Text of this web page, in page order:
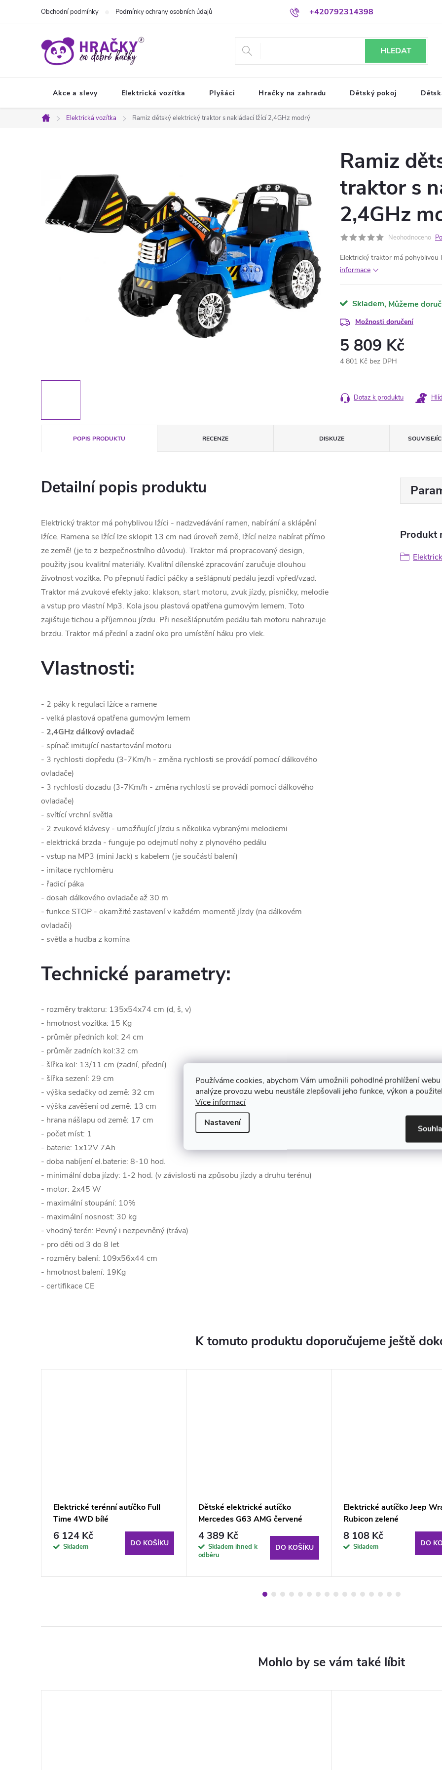
Používáme cookies, abychom Vám umožnili pohodlné prohlížení
analýze provozu webu neustále zlepšovali jeho funkce, výkon a
Více informací
Nastavení
+420792314398
Obchodní podmínky Podmínky ochrany osobních údajů
HLEDAT
Akce a slevy Elektrická vozítka Plyšáci Hračky na zahradu Dětský pokoj
Domů
Elektrická vozítka Ramiz dětský elektrický traktor s nakládací lžící 2,4GHz modrý
Ramiz
traktor s
2,4GHz
Neohodnoceno
Elektrický traktor má pohyblivou
informace
Skladem
Možnosti doručení
5 809 Kč
4 801 Kč bez DPH
cena:
Dotaz k produktu
POPIS PRODUKTU RECENZE DISKUZE
Detailní popis produktu
Elektrický traktor má pohyblivou lžíci - nadzvedávání ramen, nabírání a sklápění
lžíce. Ramena se lžící lze sklopit 13 cm nad úroveň země, lžící nelze nabírat přímo
ze země! (je to z bezpečnostního důvodu). Traktor má propracovaný design,
použity jsou kvalitní materiály. Kvalitní dílenské zpracování zaručuje dlouhou
životnost vozítka. Po přepnutí řadící páčky a sešlápnutí pedálu jezdí vpřed/vzad.
Traktor má zvukové efekty jako: klakson, start motoru, zvuk jízdy, písničky, melodie
a vstup pro vlastní Mp3. Kola jsou plastová opatřena gumovým lemem. Toto
zajišťuje tichou a příjemnou jízdu. Při nesešlápnutém pedálu tah motoru nahrazuje
brzdu. Traktor má přední a zadní oko pro umístění háku pro vlek.
Vlastnosti:
- 2 páky k regulaci lžíce a ramene
- velká plastová opatřena gumovým lemem
- 2,4GHz dálkový ovladač
- spínač imitující nastartování motoru
- 3 rychlosti dopředu (3-7Km/h - změna rychlosti se provádí pomocí dálkového
ovladače)
- 3 rychlosti dozadu (3-7Km/h - změna rychlosti se provádí pomocí dálkového
ovladače)
- svítící vrchní světla
- 2 zvukové klávesy - umožňující jízdu s několika vybranými melodiemi
- elektrická brzda - funguje po odejmutí nohy z plynového pedálu
- vstup na MP3 (mini Jack) s kabelem (je součástí balení)
- imitace rychloměru
- řadicí páka
- dosah dálkového ovladače až 30 m
- funkce STOP - okamžité zastavení v každém momentě jízdy (na dálkovém
ovladači)
- světla a hudba z komína
Technické parametry:
- rozměry traktoru: 135x54x74 cm (d, š, v)
- hmotnost vozítka: 15 Kg
- průměr předních kol: 24 cm
- průměr zadních kol:32 cm
- šířka kol: 13/11 cm (zadní, přední)
- šířka sezení: 29 cm
- výška sedačky od země: 32 cm
- výška zavěšení od země: 13 cm
- hrana nášlapu od země: 17 cm
- počet míst: 1
- baterie: 1x12V 7Ah
- doba nabíjení el.baterie: 8-10 hod.
- minimální doba jízdy: 1-2 hod. (v závislosti na způsobu jízdy a druhu terénu)
- motor: 2x45 W
- maximální stoupání: 10%
- maximální nosnost: 30 kg
- vhodný terén: Pevný i nezpevněný (tráva)
- pro děti od 3 do 8 let
- rozměry balení: 109x56x44 cm
- hmotnost balení: 19Kg
- certifikace CE
Produkt
K tomuto produktu doporučujeme ještě
Elektrické terénní autíčko Full
Time 4WD bílé
6 124 Kč
Skladem DO KOŠÍKU
Dětské elektrické autíčko
Mercedes G63 AMG červené
4 389 Kč
Skladem ihned k
odběru
DO KOŠÍKU
Elektrické autíčko Jeep
Rubicon zelené
8 108 Kč
Skladem DO